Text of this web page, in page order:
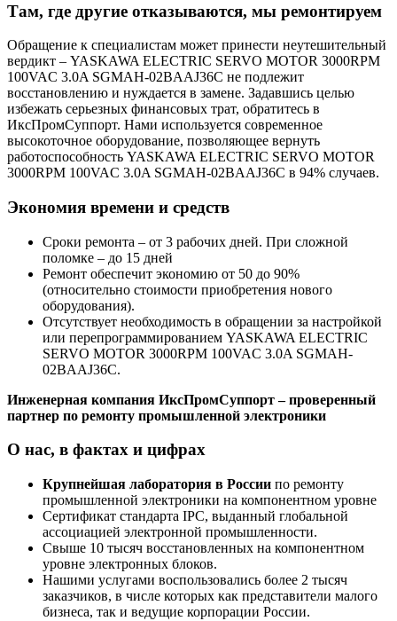
Там, где другие отказываются, мы ремонтируем
Обращение к специалистам может принести неутешительный
вердикт – YASKAWA ELECTRIC SERVO MOTOR 3000RPM
100VAC 3.0A SGMAH-02BAAJ36C не подлежит
восстановлению и нуждается в замене. Задавшись целью
избежать серьезных финансовых трат, обратитесь в
ИксПромСуппорт. Нами используется современное
высокоточное оборудование, позволяющее вернуть
работоспособность YASKAWA ELECTRIC SERVO MOTOR
3000RPM 100VAC 3.0A SGMAH-02BAAJ36C в 94% случаев.
Экономия времени и средств
Сроки ремонта – от 3 рабочих дней. При сложной
поломке – до 15 дней
Ремонт обеспечит экономию от 50 до 90%
(относительно стоимости приобретения нового
оборудования).
Отсутствует необходимость в обращении за настройкой
или перепрограммированием YASKAWA ELECTRIC
SERVO MOTOR 3000RPM 100VAC 3.0A SGMAH-
02BAAJ36C.
Инженерная компания ИксПромСуппорт – проверенный
партнер по ремонту промышленной электроники
О нас, в фактах и цифрах
Крупнейшая лаборатория в России по ремонту
промышленной электроники на компонентном уровне
Сертификат стандарта IPC, выданный глобальной
ассоциацией электронной промышленности.
Свыше 10 тысяч восстановленных на компонентном
уровне электронных блоков.
Нашими услугами воспользовались более 2 тысяч
заказчиков, в числе которых как представители малого
бизнеса, так и ведущие корпорации России.